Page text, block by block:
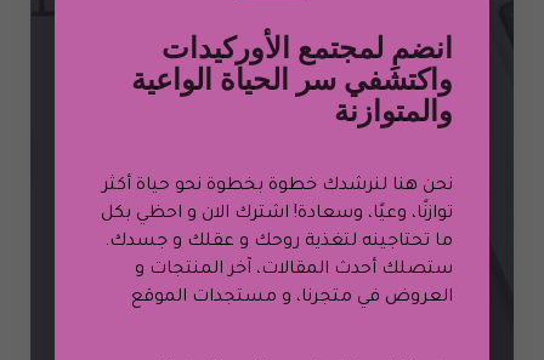
60 دقيقة استشارة حياتية عبر تطبيق الزووم
تسوّق الآن
انضمِ لمجتمع الأوركيدات
واكتشفي سر الحياة الواعية
والمتوازنة
نحن هنا لنرشدك خطوة بخطوة نحو حياة أكثر
توازنًا، وعيًا، وسعادة! اشترك الان و احظي بكل
ما تحتاجينه لتغذية روحك و عقلك و جسدك.
ستصلك أحدث المقالات، آخر المنتجات و
العروض في متجرنا، و مستجدات الموقع